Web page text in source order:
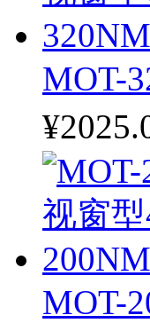
MOT-
MOT-